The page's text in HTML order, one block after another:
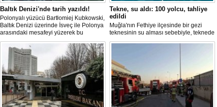
Baltık Denizi'nde tarih yazıldı!
Polonyalı yüzücü Bartłomiej Kubkowski,
Baltık Denizi üzerinde İsveç ile Polonya
arasındaki mesafeyi yüzerek bu
başarının ilk örneği olarak tarihe geçti.
Tekne, su aldı: 100 yolcu, tahliye
edildi
Muğla'nın Fethiye ilçesinde bir gezi
teknesinin su alması sebebiyle, teknede
bulunan 100 yolcu tahliye edildi,